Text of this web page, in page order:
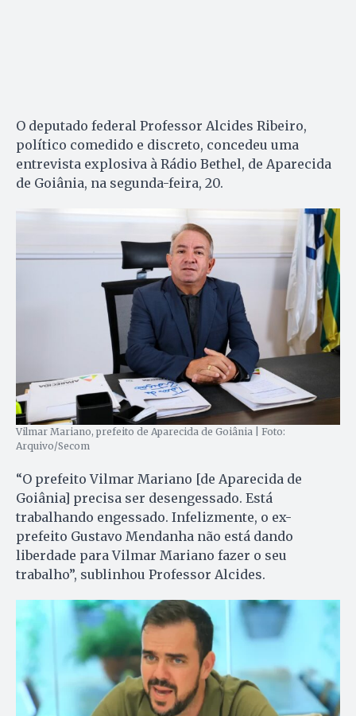
O deputado federal Professor Alcides Ribeiro,
político comedido e discreto, concedeu uma
entrevista explosiva à Rádio Bethel, de Aparecida
de Goiânia, na segunda-feira, 20.
Vilmar Mariano, prefeito de Aparecida de Goiânia | Foto:
Arquivo/Secom
“O prefeito Vilmar Mariano [de Aparecida de
Goiânia] precisa ser desengessado. Está
trabalhando engessado. Infelizmente, o ex-
prefeito Gustavo Mendanha não está dando
liberdade para Vilmar Mariano fazer o seu
trabalho”, sublinhou Professor Alcides.